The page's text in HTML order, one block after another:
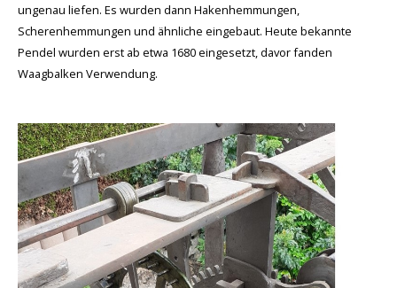
ungenau liefen. Es wurden dann Hakenhemmungen,
Scherenhemmungen und ähnliche eingebaut. Heute bekannte
Pendel wurden erst ab etwa 1680 eingesetzt, davor fanden
Waagbalken Verwendung.